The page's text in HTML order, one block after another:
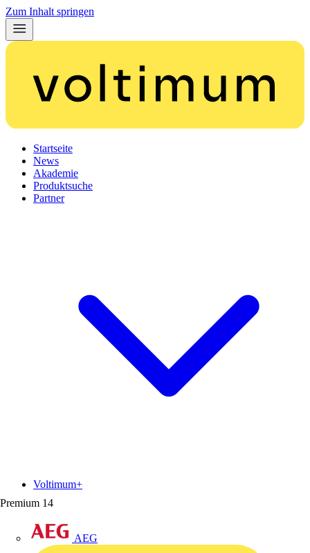
Zum Inhalt springen
Startseite
News
Akademie
Produktsuche
Partner
Premium 14
AEG
Voltimum+